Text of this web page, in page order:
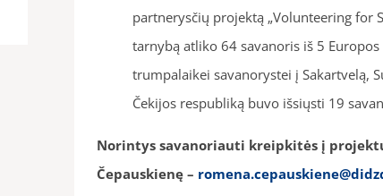
partnerysčių projektą „Volunteering for
tarnybą atliko 64 savanoris iš 5
trumpalaikei savanorystei į Sakartvelą,
Čekijos respubliką buvo išsiųsti 19
Norintys savanoriauti kreipkitės į
Čepauskienę –